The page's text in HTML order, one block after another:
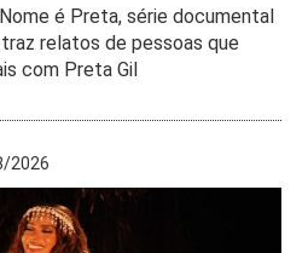
é Preta, série documental
relatos de pessoas que
com Preta Gil
2026